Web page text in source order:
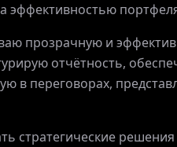
эффективностью
прозрачную и
отчётность,
в переговорах,
стратегические